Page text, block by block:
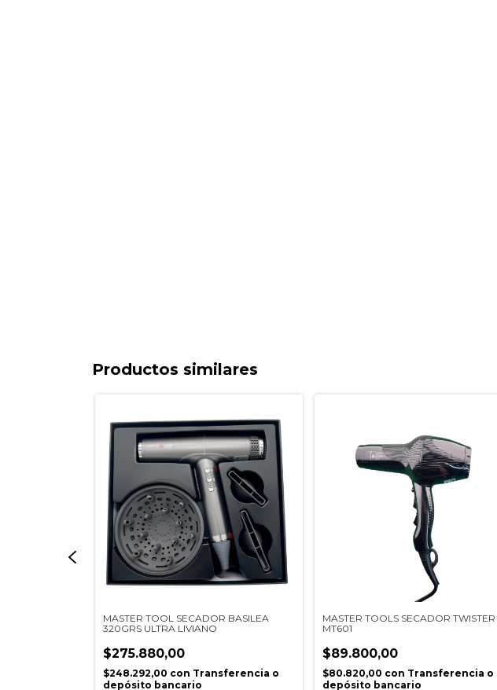
Productos similares
MASTER TOOL SECADOR BASILEA
320GRS ULTRA LIVIANO
$275.880,00
$248.292,00 con Transferencia o
depósito bancario
MASTER TOOLS SECADOR TWISTER
MT601
$89.800,00
$80.820,00 con Transferencia o
depósito bancario